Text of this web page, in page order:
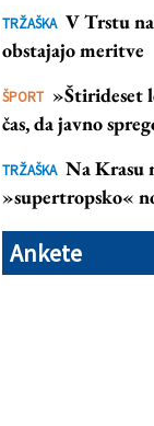
TRŽAŠKA V Trstu
obstajajo meritve
ŠPORT »Štirideset
čas, da javno
TRŽAŠKA Na Krasu
»supertropsko«
Ankete